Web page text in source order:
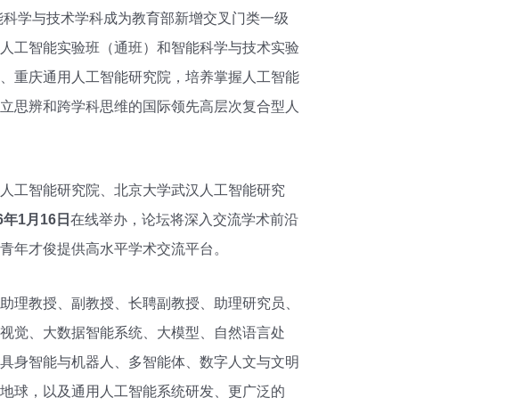
学与技术学科成为教育部新增交叉门类一级
工智能实验班（通班）和智能科学与技术实验
重庆通用人工智能研究院，培养掌握人工智能
思辨和跨学科思维的国际领先高层次复合型人
工智能研究院、北京大学武汉人工智能研究
年1月16日 在线举办，论坛将深入交流学术前沿
年才俊提供高水平学术交流平台。
理教授、副教授、长聘副教授、助理研究员、
觉、大数据智能系统、大模型、自然语言处
身智能与机器人、多智能体、数字人文与文明
球，以及通用人工智能系统研发、更广泛的